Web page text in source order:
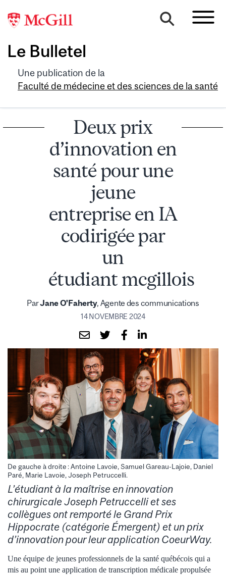
Le Bulletel
Une publication de la
Faculté de médecine et des sciences de la santé
Deux prix
d’innovation en
santé pour une
jeune
entreprise en IA
codirigée par
un
étudiant mcgillois
ParJane O'Faherty, Agente des communications
14 NOVEMBRE 2024
De gauche à droite : Antoine Lavoie, Samuel Gareau-Lajoie, Daniel
Paré, Marie Lavoie, Joseph Petruccelli.
L’étudiant à la maîtrise en innovation
chirurgicale Joseph Petruccelli et ses
collègues ont remporté le Grand Prix
Hippocrate (catégorie Émergent) et un prix
d’innovation pour leur application CoeurWay.
Une équipe de jeunes professionnels de la santé québécois qui a
mis au point une application de transcription médicale propulsée